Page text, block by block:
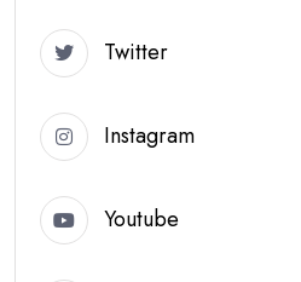
Twitter
Instagram
Youtube